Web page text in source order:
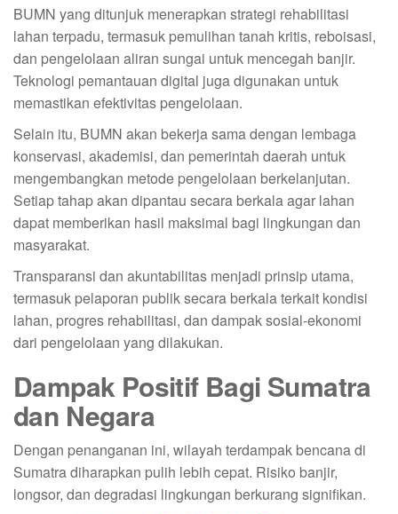
BUMN yang ditunjuk menerapkan strategi rehabilitasi
lahan terpadu, termasuk pemulihan tanah kritis, reboisasi,
dan pengelolaan aliran sungai untuk mencegah banjir.
Teknologi pemantauan digital juga digunakan untuk
memastikan efektivitas pengelolaan.
Selain itu, BUMN akan bekerja sama dengan lembaga
konservasi, akademisi, dan pemerintah daerah untuk
mengembangkan metode pengelolaan berkelanjutan.
Setiap tahap akan dipantau secara berkala agar lahan
dapat memberikan hasil maksimal bagi lingkungan dan
masyarakat.
Transparansi dan akuntabilitas menjadi prinsip utama,
termasuk pelaporan publik secara berkala terkait kondisi
lahan, progres rehabilitasi, dan dampak sosial-ekonomi
dari pengelolaan yang dilakukan.
Dampak Positif Bagi Sumatra
dan Negara
Dengan penanganan ini, wilayah terdampak bencana di
Sumatra diharapkan pulih lebih cepat. Risiko banjir,
longsor, dan degradasi lingkungan berkurang signifikan.